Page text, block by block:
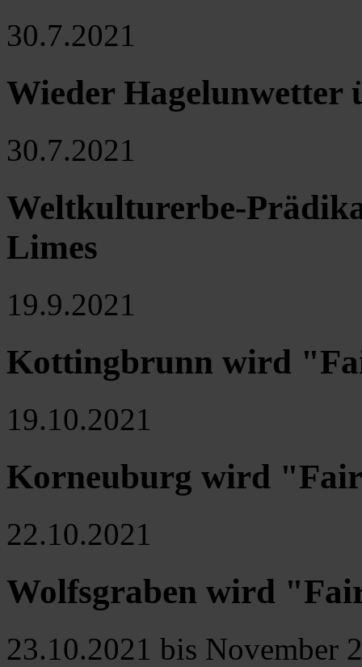
30.7.2021
Wieder Hagelunwetter
30.7.2021
Weltkulturerbe-
Limes
19.9.2021
Kottingbrunn wird
19.10.2021
Korneuburg wird
22.10.2021
Wolfsgraben wird
23.10.2021 bis November